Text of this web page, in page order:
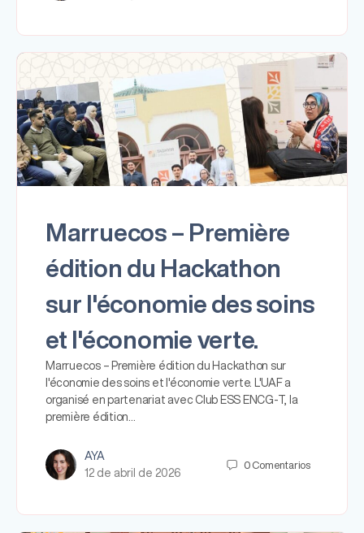
Marruecos – Première
édition du Hackathon
sur l'économie des soins
et l'économie verte.
Marruecos – Première édition du Hackathon sur
l'économie des soins et l'économie verte. L'UAF a
organisé en partenariat avec Club ESS ENCG-T, la
première édition…
AYA
12 de abril de 2026
0 Comentarios